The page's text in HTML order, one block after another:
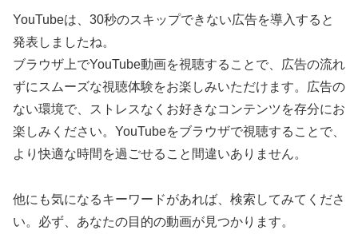
YouTubeは、30秒のスキップできない広告を導入すると
発表しましたね。
ブラウザ上でYouTube動画を視聴することで、広告の流れ
ずにスムーズな視聴体験をお楽しみいただけます。広告の
ない環境で、ストレスなくお好きなコンテンツを存分にお
楽しみください。YouTubeをブラウザで視聴することで、
より快適な時間を過ごせること間違いありません。
他にも気になるキーワードがあれば、検索してみてくださ
い。必ず、あなたの目的の動画が見つかります。